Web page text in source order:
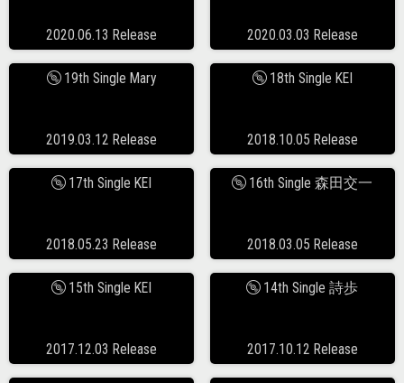
2020.06.13 Release 2020.03.03 Release
19th Single Mary
2019.03.12 Release
18th Single KEI
2018.10.05 Release
17th Single KEI
2018.05.23 Release
16th Single 森田交一
2018.03.05 Release
15th Single KEI
2017.12.03 Release
14th Single 詩歩
2017.10.12 Release